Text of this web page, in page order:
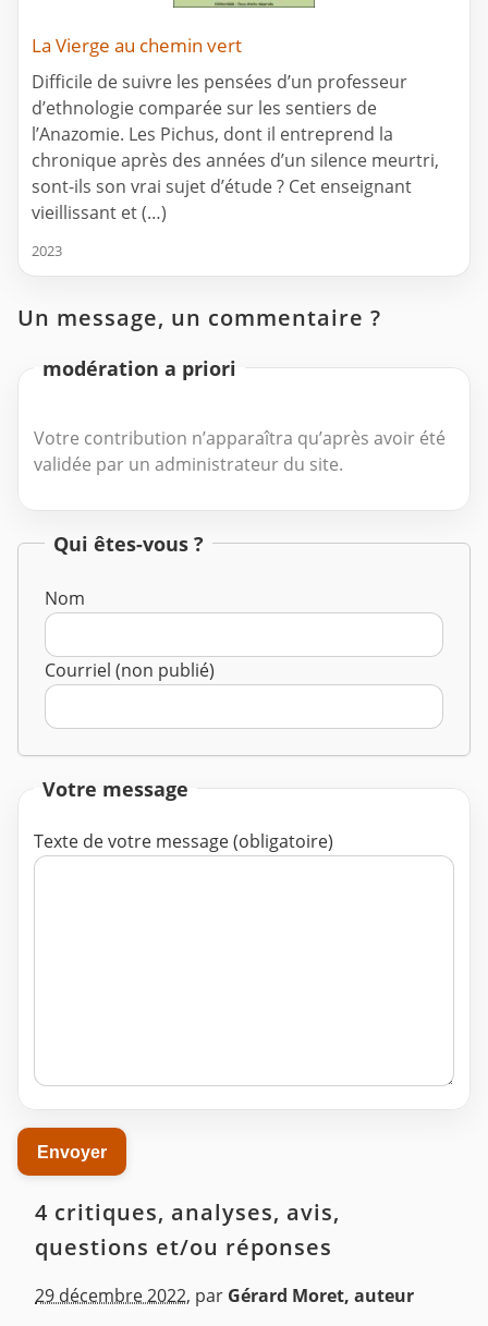
La Vierge au chemin vert
Difficile de suivre les pensées d’un professeur
d’ethnologie comparée sur les sentiers de
l’Anazomie. Les Pichus, dont il entreprend la
chronique après des années d’un silence meurtri,
sont-ils son vrai sujet d’étude ? Cet enseignant
vieillissant et (…)
2023
Un message, un commentaire ?
modération a priori
Votre contribution n’apparaîtra qu’après avoir été
validée par un administrateur du site.
Qui êtes-vous ?
Nom
Courriel (non publié)
Votre message
Texte de votre message (obligatoire)
4 critiques, analyses, avis,
questions et/ou réponses
29 décembre 2022, par Gérard Moret, auteur